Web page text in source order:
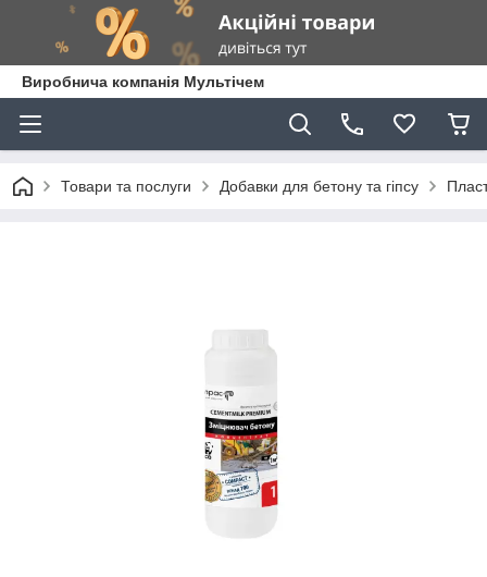
Виробнича компанія Мультічем
Товари та послуги Добавки для бетону та гіпсу